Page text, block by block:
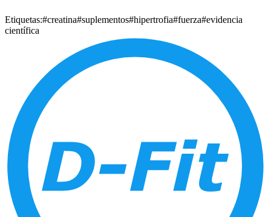
Etiquetas:#creatina#suplementos#hipertrofia#fuerza#evidencia
científica